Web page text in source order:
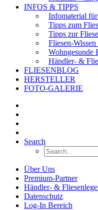
INFOS & TIPPS
Infomaterial
Tipps zum
Tipps zur
Fliesen-
Wohngesunde
Händler- &
FLIESENBLOG
HERSTELLER
FOTO-GALERIE
Search
Über Uns
Premium-Partner
Händler- &
Datenschutz
Log-In Bereich